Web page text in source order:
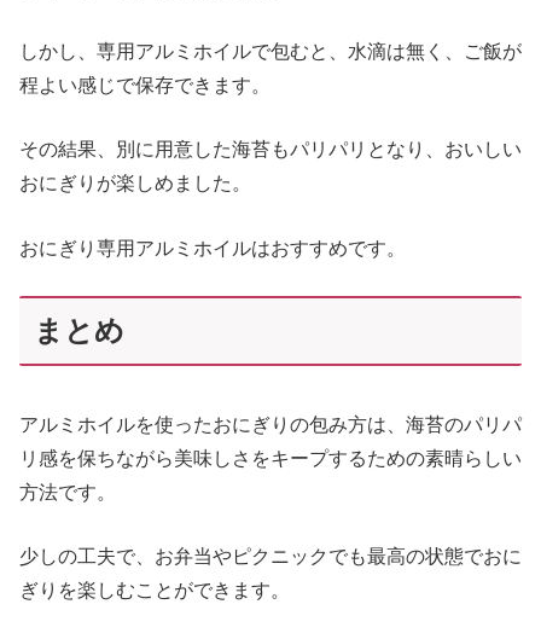
しかし、専用アルミホイルで包むと、水滴は無く、ご飯が
程よい感じで保存できます。
その結果、別に用意した海苔もパリパリとなり、おいしい
おにぎりが楽しめました。
おにぎり専用アルミホイルはおすすめです。
まとめ
アルミホイルを使ったおにぎりの包み方は、海苔のパリパ
リ感を保ちながら美味しさをキープするための素晴らしい
方法です。
少しの工夫で、お弁当やピクニックでも最高の状態でおに
ぎりを楽しむことができます。